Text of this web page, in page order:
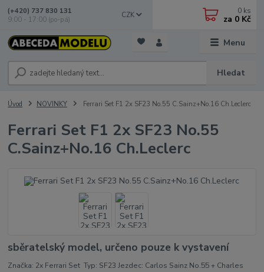
Menu
CZK
Hledat
(+420) 737 830 131
9:00 - 17:00 (po-pá)
0 ks
za 0 Kč
Úvod NOVINKY Ferrari Set F1 2x SF23 No.55 C.Sainz+No.16 Ch.Leclerc
Ferrari Set F1 2x SF23 No.55
C.Sainz+No.16 Ch.Leclerc
sběratelský model, určeno pouze k vystavení
Značka: 2x Ferrari Set Typ: SF23 Jezdec: Carlos Sainz No.55 + Charles